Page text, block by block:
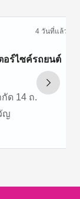
4 วันที่แล้ว
อร์ไซค์รถยนต์
ด 14 ถ.
ญ